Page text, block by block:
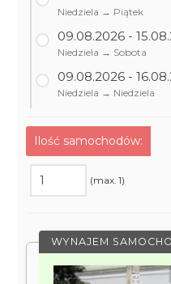
Niedziela → Piątek
09.08.2026 -
Niedziela → Sobota
09.08.2026 -
Niedziela → Niedziela
Ilość samochodów:
(max. 1)
WYNAJEM